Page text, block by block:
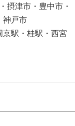
摂津市・豊中市・
神戸市
駅・桂駅・西宮